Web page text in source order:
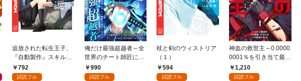
追放された転生王子、
『自動製作』スキルで
領地を爆速で開拓し最
強の村を作ってしまう
792
試読フル
俺だけ最強超越者～全
世界のチート師匠に認
められた～【単行本】
（１）
990
試読フル
杖と剣のウィストリア
（１）
594
試読フル
神血の救世主～0.0000
0001％を引き当て最強
へ～【電子書籍特典
付】（１）
1,210
試読フル